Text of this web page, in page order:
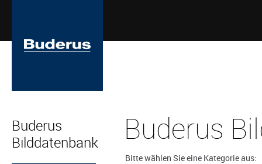
Buderus
Bilddatenbank
Buderus
Bitte wählen Sie eine Kategorie aus: